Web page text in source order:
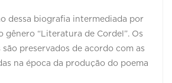
dessa biografia intermediada por
gênero “Literatura de Cordel”. Os
preservados de acordo com as
na época da produção do poema